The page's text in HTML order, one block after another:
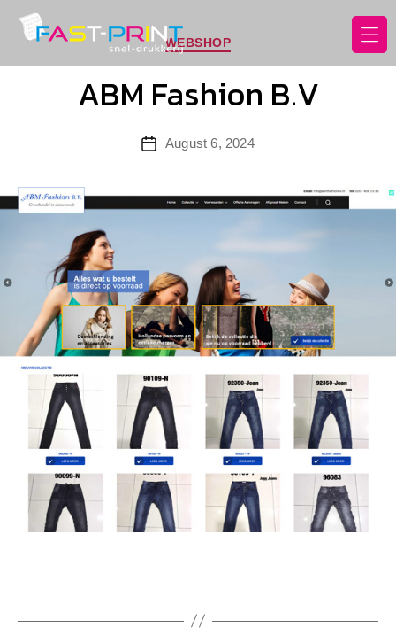
Fast
Print
Categories
WEBSHOP
ABM Fashion B.V
PostAugust 6, 2024